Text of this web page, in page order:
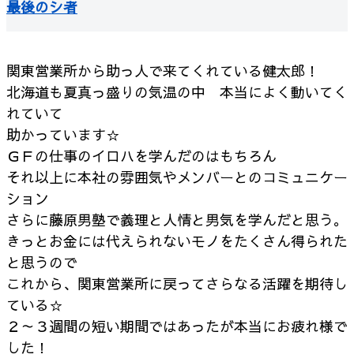
最後のシ者
関東営業所から助っ人で来てくれている健太郎！
北海道も夏真っ盛りの気温の中 本当によく動いてく
れていて
助かっています☆
ＧＦの仕事のイロハを学んだのはもちろん
それ以上に本社の雰囲気やメンバーとのコミュニケー
ション
さらに藤原男塾で義理と人情と男気を学んだと思う。
きっとお金には代えられないモノをたくさん得られた
と思うので
これから、関東営業所に戻ってさらなる活躍を期待し
ている☆
２～３週間の短い期間ではあったが本当にお疲れ様で
した！